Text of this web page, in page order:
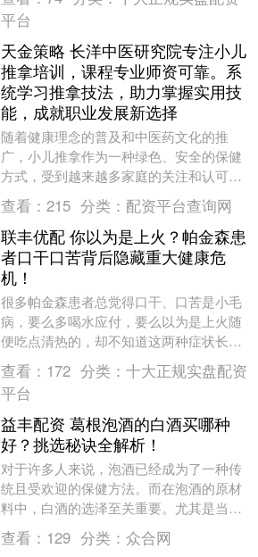
权威资讯....
平台
天金策略 长洋中医研究院专注小儿
推拿培训，课程专业师资可靠。系
统学习推拿技法，助力掌握实用技
能，成就职业发展新选择
随着健康理念的普及和中医药文化的推
广，小儿推拿作为一种绿色、安全的保健
方式，受到越来越多家庭的关注和认可。
在这一背景下，专业的小儿推拿师培训需
求逐渐增长。长洋中....
查看： 215 分类： 配资平台查询网
联丰优配 你以为是上火？帕金森患
者口干口苦背后隐藏重大健康危
机！
很多帕金森患者总觉得口干、口苦是小毛
病，要么多喝水应付，要么以为是上火随
便吃点清热的，却不知道这两种症状长期
存在，很可能是帕金森病在悄悄变化的信
号。 要是不把这....
查看： 172 分类： 十大正规实盘配资
平台
益丰配资 葛根泡酒的白酒买哪种
好？挑选秘诀全解析！
对于许多人来说，泡酒已经成为了一种传
统且受欢迎的保健方法。而在泡酒的原材
料中，白酒的选泽至关重要。尤其是当你
选泽用葛根泡酒时，白酒的品质直接影响
最终的泡酒成绩。....
查看： 129 分类： 众合网